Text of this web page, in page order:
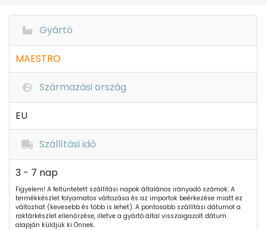
Gyártó
MAESTRO
Származási ország
EU
Szállítási idő
3 - 7 nap
Figyelem! A feltüntetett szállítási napok általános irányadó számok. A
termékkészlet folyamatos változása és az importok beérkezése miatt ez
változhat (kevesebb és több is lehet). A pontosabb szállítási dátumot a
raktárkészlet ellenőrzése, illetve a gyártó által visszaigazolt dátum
alapján küldjük ki Önnek.